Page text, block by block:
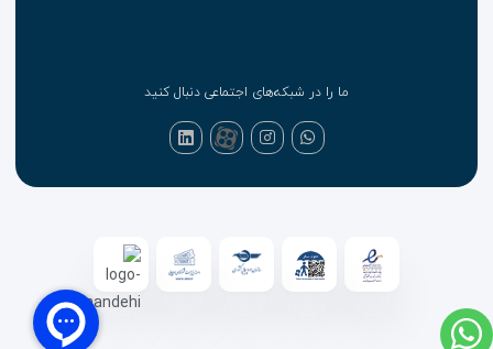
ما را در شبکه‌های اجتماعی دنبال کنید